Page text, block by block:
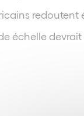
redoutent
échelle